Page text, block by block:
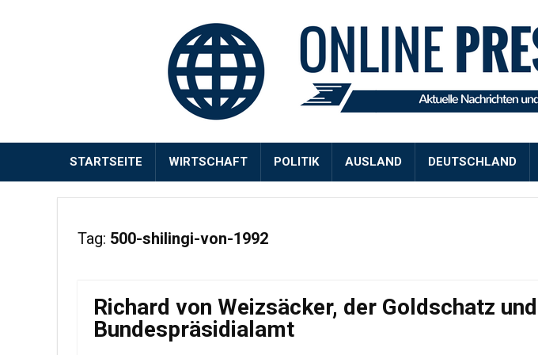
STARTSEITE WIRTSCHAFT POLITIK AUSLAND DEUTSCHLAND
Tag: 500-shilingi-von-1992
Richard von Weizsäcker, der Goldschatz
Bundespräsidialamt